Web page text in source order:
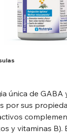
única de GABA
por sus
y vitaminas B).